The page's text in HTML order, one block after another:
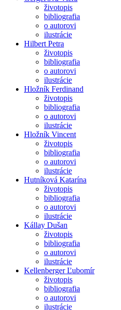
životopis
bibliografia
o autorovi
ilustrácie
Hilbert Petra
životopis
bibliografia
o autorovi
ilustrácie
Hložník Ferdinand
životopis
bibliografia
o autorovi
ilustrácie
Hložník Vincent
životopis
bibliografia
o autorovi
ilustrácie
Hutníková Katarína
životopis
bibliografia
o autorovi
ilustrácie
Kállay Dušan
životopis
bibliografia
o autorovi
ilustrácie
Kellenberger Ľubomír
životopis
bibliografia
o autorovi
ilustrácie